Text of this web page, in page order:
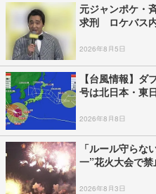
元ジャンポケ・
求刑 ロケバス
2026年8月5日
【台風情報】
号は北日本・東
2026年8月8日
「ルール守らな
一”花火大会で
2026年8月3日